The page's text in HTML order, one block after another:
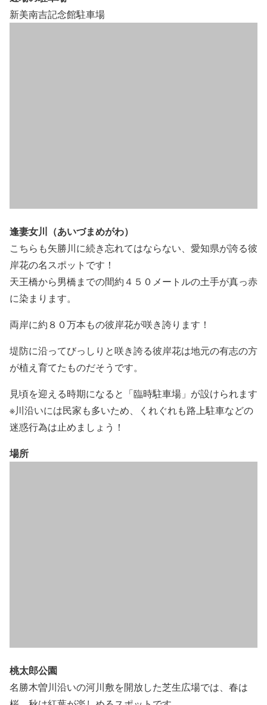
新美南吉記念館駐車場
逢妻女川（あいづまめがわ）
こちらも矢勝川に続き忘れてはならない、愛知県が誇る彼
岸花の名スポットです！
天王橋から男橋までの間約４５０メートルの土手が真っ赤
に染まります。
両岸に約８０万本もの彼岸花が咲き誇ります！
堤防に沿ってびっしりと咲き誇る彼岸花は地元の有志の方
が植え育てたものだそうです。
見頃を迎える時期になると「臨時駐車場」が設けられます
※川沿いには民家も多いため、くれぐれも路上駐車などの
迷惑行為は止めましょう！
場所
桃太郎公園
名勝木曽川沿いの河川敷を開放した芝生広場では、春は